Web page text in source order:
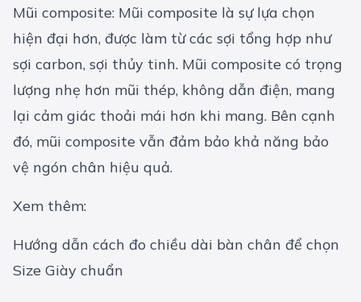
Mũi composite: Mũi composite là sự lựa chọn
hiện đại hơn, được làm từ các sợi tổng hợp như
sợi carbon, sợi thủy tinh. Mũi composite có trọng
lượng nhẹ hơn mũi thép, không dẫn điện, mang
lại cảm giác thoải mái hơn khi mang. Bên cạnh
đó, mũi composite vẫn đảm bảo khả năng bảo
vệ ngón chân hiệu quả.
Xem thêm:
Hướng dẫn cách đo chiều dài bàn chân để chọn
Size Giày chuẩn